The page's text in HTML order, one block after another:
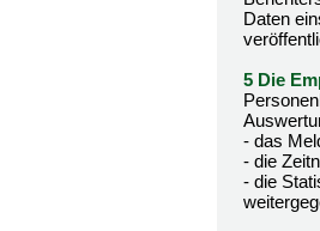
Daten
5 Die
- das
- die
- die